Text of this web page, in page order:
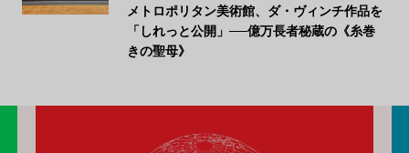
メトロポリタン美術館、ダ・ヴィンチ作品を
「しれっと公開」──億万長者秘蔵の《糸巻
きの聖母》